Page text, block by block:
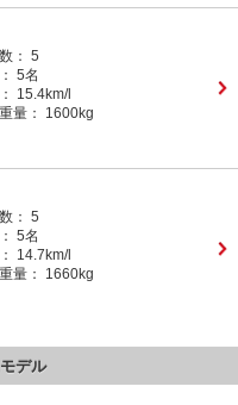
： 5
5名
15.4km/l
量：
1600kg
： 5
5名
14.7km/l
量：
1660kg
デル